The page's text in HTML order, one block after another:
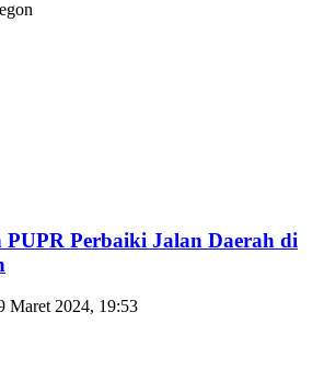
PUPR Perbaiki Jalan Daerah di
Maret 2024, 19:53